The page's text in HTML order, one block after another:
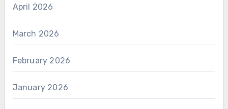
April 2026
March 2026
February 2026
January 2026